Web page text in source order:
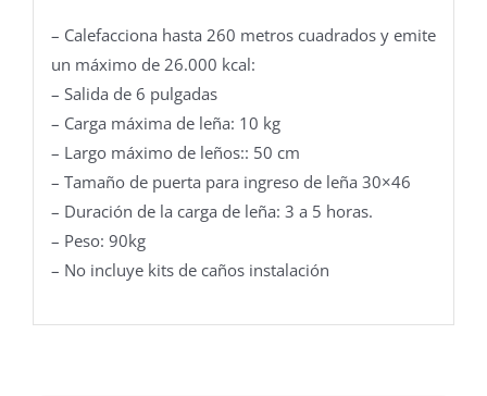
– Calefacciona hasta 260 metros cuadrados y emite
un máximo de 26.000 kcal:
– Salida de 6 pulgadas
– Carga máxima de leña: 10 kg
– Largo máximo de leños:: 50 cm
– Tamaño de puerta para ingreso de leña 30×46
– Duración de la carga de leña: 3 a 5 horas.
– Peso: 90kg
– No incluye kits de caños instalación